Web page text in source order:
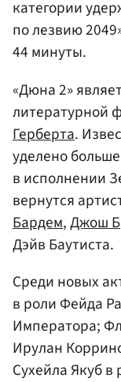
категории
по лезвию
44 минуты.
«Дюна 2»
литературной
Герберта.
уделено
в исполнении
вернутся
Бардем,Джош
Дэйв Баутиста.
Среди новых
в роли Фейда
Императора;
Ирулан
Сухейла Якуб